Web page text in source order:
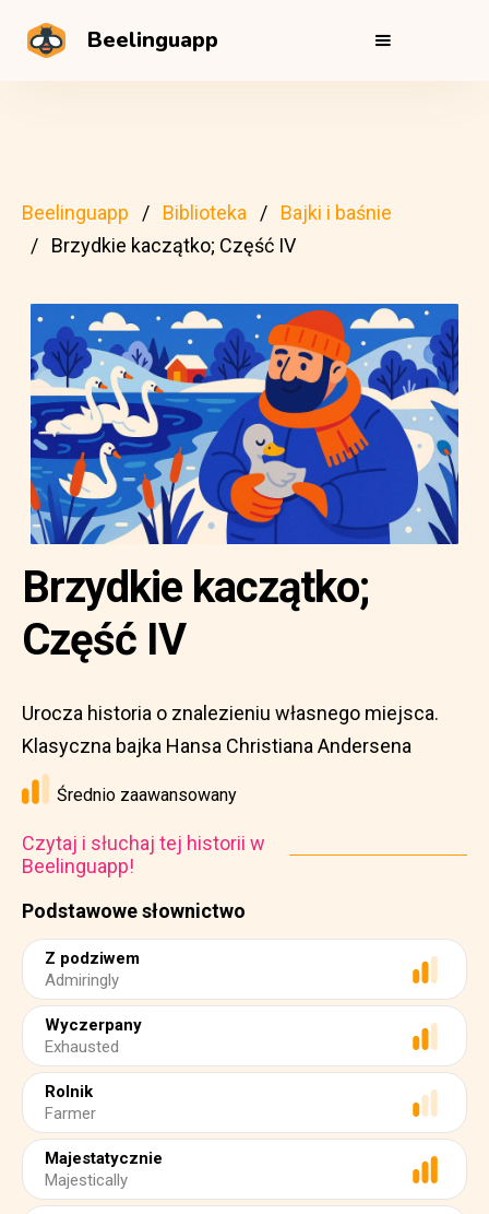
Beelinguapp
Beelinguapp Biblioteka
Bajki i baśnie
Brzydkie kaczątko; Część IV
Podstawowe słownictwo
Z podziwem
Admiringly
Wyczerpany
Exhausted
Rolnik
Farmer
Majestatycznie
Majestically
Brzydkie kaczątko;
Część IV
Urocza historia o znalezieniu własnego miejsca.
Klasyczna bajka Hansa Christiana Andersena
Średnio zaawansowany
Czytaj i słuchaj tej historii w
Beelinguapp!